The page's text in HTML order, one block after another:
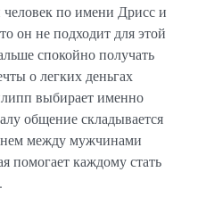
по имени Дрисс и
он не подходит для этой
спокойно получать
о легких деньгах
выбирает именно
общение складывается
между мужчинами
помогает каждому стать